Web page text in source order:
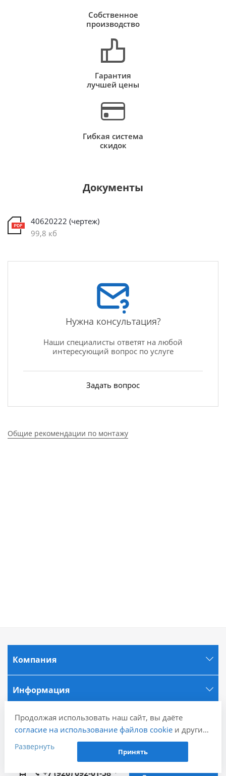
Собственное
производство
Гарантия
лучшей цены
Гибкая система
скидок
Документы
40620222 (чертеж)
99,8 кб
Нужна консультация?
Наши специалисты ответят на любой
интересующий вопрос по услуге
Задать вопрос
Общие рекомендации по монтажу
Компания
Информация
Города
Наши контакты
+7 (926) 092-01-58
Продолжая использовать наш сайт, вы даёте
согласие на использование файлов cookieи других
пользовательских данных (включая IP-адрес,
сведения о местоположении, устройстве, действиях
Развернуть
Принять